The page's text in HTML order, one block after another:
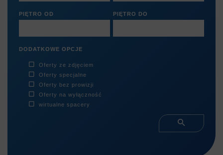
PIĘTRO OD PIĘTRO DO
DODATKOWE OPCJE
Oferty ze zdjęciem
Oferty specjalne
Oferty bez prowizji
Oferty na wyłączność
wirtualne spacery